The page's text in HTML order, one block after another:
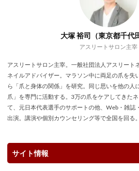
大塚 裕司（東京都千代
アスリートサロン主宰
アスリートサロン主宰。一般社団法人アスリート
ネイルアドバイザー。マラソン中に両足の爪を失
ら「爪と身体の関係」を研究。同じ思いを他の人
爪」を専門に活動する。3万の爪をケアしてきた
て、元日本代表選手のサポートの他、Web・雑誌
出演。講演や個別カウンセリング等で全国を回る。
サイト情報